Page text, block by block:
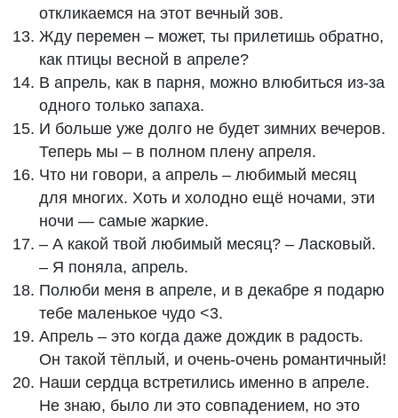
откликаемся на этот вечный зов.
Жду перемен – может, ты прилетишь обратно,
как птицы весной в апреле?
В апрель, как в парня, можно влюбиться из-за
одного только запаха.
И больше уже долго не будет зимних вечеров.
Теперь мы – в полном плену апреля.
Что ни говори, а апрель – любимый месяц
для многих. Хоть и холодно ещё ночами, эти
ночи — самые жаркие.
– А какой твой любимый месяц? – Ласковый.
– Я поняла, апрель.
Полюби меня в апреле, и в декабре я подарю
тебе маленькое чудо <3.
Апрель – это когда даже дождик в радость.
Он такой тёплый, и очень-очень романтичный!
Наши сердца встретились именно в апреле.
Не знаю, было ли это совпадением, но это